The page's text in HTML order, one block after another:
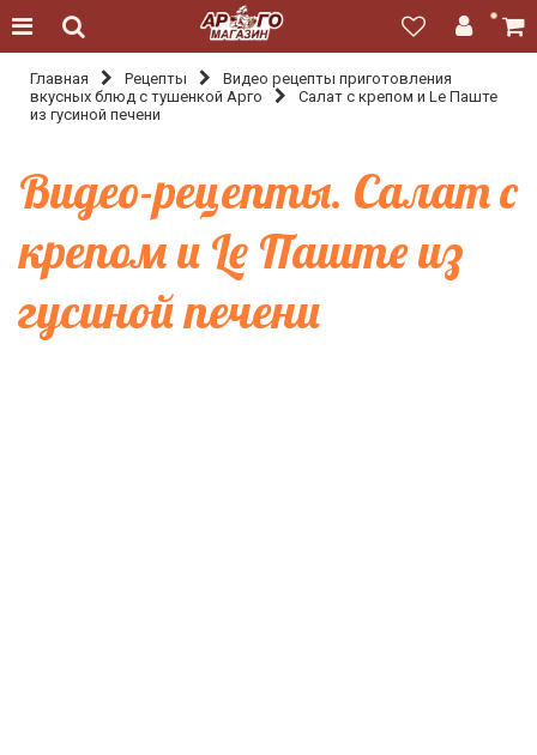
Главная Рецепты
Видео рецепты приготовления
вкусных блюд с тушенкой Арго
Салат с крепом и Le Паште
из гусиной печени
Видео-рецепты. Салат с
крепом и Le Паште из
гусиной печени